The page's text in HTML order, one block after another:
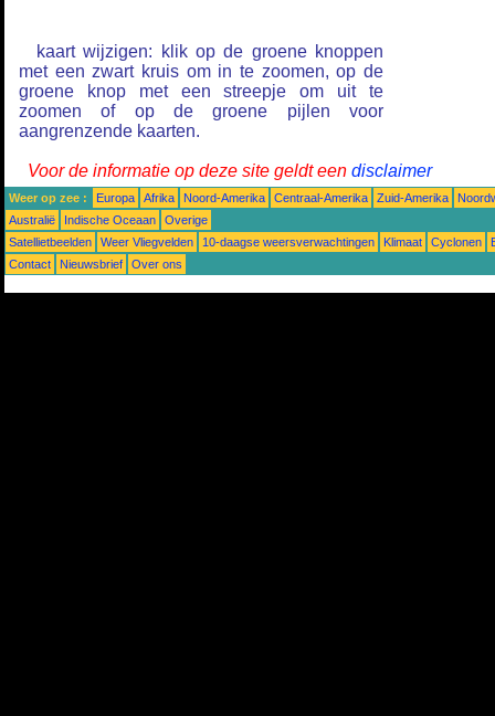
kaart wijzigen: klik op de groene knoppen
met een zwart kruis om in te zoomen, op de
groene knop met een streepje om uit te
zoomen of op de groene pijlen voor
aangrenzende kaarten.
Voor de informatie op deze site geldt een disclaimer
Weer op zee : Europa Afrika Noord-Amerika Centraal-Amerika Zuid-Amerika
Australië
Indische Oceaan
Overige
Satellietbeelden
Weer Vliegvelden 10-daagse weersverwachtingen Klimaat Cyclonen
Contact
Nieuwsbrief Over ons